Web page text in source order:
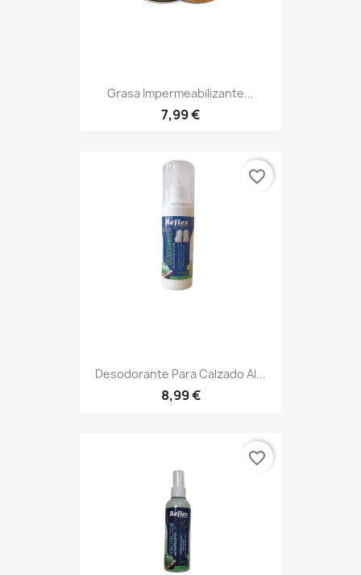
Grasa Impermeabilizante...
7,99 €
Desodorante Para Calzado Al...
8,99 €
favorite_border
favorite_border